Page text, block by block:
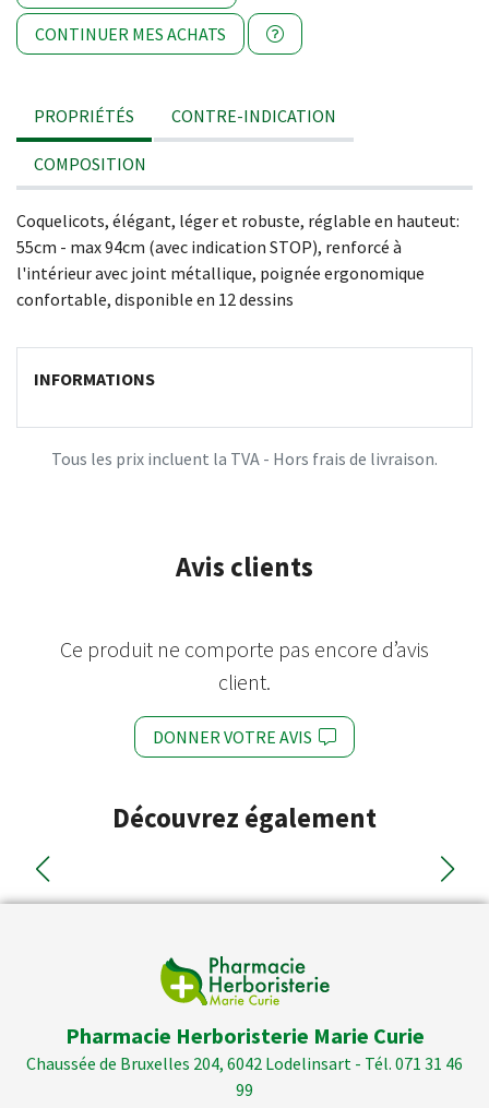
CONTINUER MES ACHATS
PROPRIÉTÉS CONTRE-INDICATION
COMPOSITION
Coquelicots, élégant, léger et robuste, réglable en hauteut:
55cm - max 94cm (avec indication STOP), renforcé à
l'intérieur avec joint métallique, poignée ergonomique
confortable, disponible en 12 dessins
INFORMATIONS
Tous les prix incluent la TVA - Hors frais de livraison.
Avis clients
Ce produit ne comporte pas encore d’avis
client.
DONNER VOTRE AVIS
Découvrez également
Pharmacie Herboristerie Marie Curie
Chaussée de Bruxelles 204, 6042 Lodelinsart - Tél. 071 31 46
99